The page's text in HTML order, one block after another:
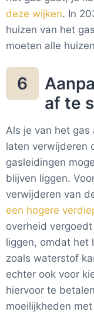
deze wijken. In
huizen van het
moeten alle
6
af te
Als je van het
laten verwijderen
gasleidingen
blijven liggen.
verwijderen van
een hogere
overheid
liggen, omdat het
zoals waterstof
echter ook voor
hiervoor te
moeilijkheden